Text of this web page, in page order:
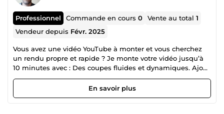
Professionnel Commande en cours0 Vente au total1
Vendeur depuis Févr. 2025
Vous avez une vidéo YouTube à monter et vous cherchez
un rendu propre et rapide ? Je monte votre vidéo jusqu’à
10 minutes avec : Des coupes fluides et dynamiques. Ajout
de musique d’ambiance libre de droits (ou la vôtre). Fichier
final prêt à être mis en ligne sur YouTube. Simple, rapide,
efficace. Je suis à l’écoute et je respecte vos délais. Ce que
En savoir plus